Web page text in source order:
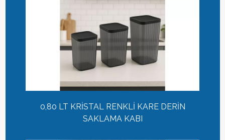
0,80 LT KRİSTAL RENKLİ KARE DERİN
SAKLAMA KABI